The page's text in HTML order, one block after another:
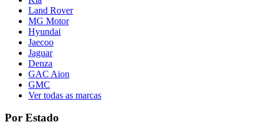
Land Rover
MG Motor
Hyundai
Jaecoo
Jaguar
Denza
GAC Aion
GMC
Ver todas as marcas
Por Estado